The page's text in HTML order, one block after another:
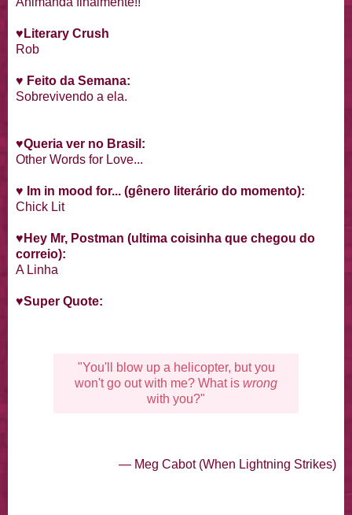
♥ Literary Crush
Rob
♥ Feito da Semana:
Sobrevivendo a ela.
♥Queria ver no Brasil:
Other Words for Love...
♥ Im in mood for... (gênero literário do momento):
Chick Lit
♥ Hey Mr, Postman (ultima coisinha que chegou do
correio):
A Linha
♥Super Quote:
"You'll blow up a helicopter, but you
won't go out with me? What is wrong
with you?"
— Meg Cabot (When Lightning Strikes)